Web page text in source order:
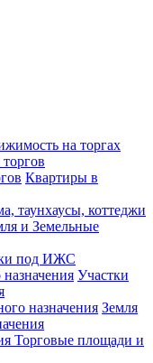
на торгах
Квартиры в
таунхаусы, коттеджи
и Земельные
под ИЖС
Участки
Земля
Торговые площади и